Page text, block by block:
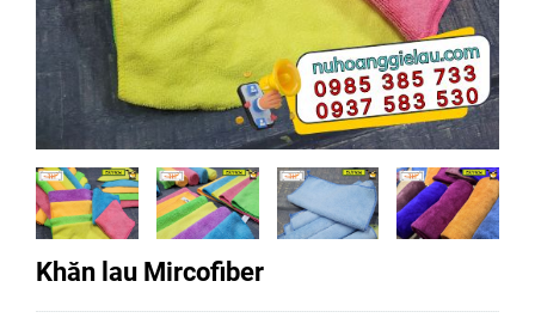
Khăn lau Mircofiber